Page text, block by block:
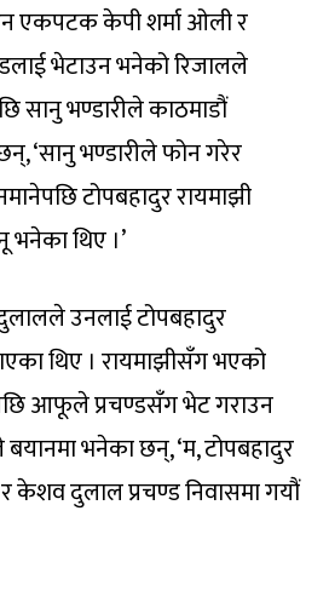
एकपटक केपी शर्मा ओली र
भेटाउन भनेको रिजालले
सानु भण्डारीले काठमाडौं
‘सानु भण्डारीले फोन गरेर
टोपबहादुर रायमाझी
थिए ।’
उनलाई टोपबहादुर
थिए । रायमाझीसँग भएको
आफूले प्रचण्डसँग भेट गराउन
भनेका छन्, ‘म, टोपबहादुर
र केशव दुलाल प्रचण्ड निवासमा गयौं